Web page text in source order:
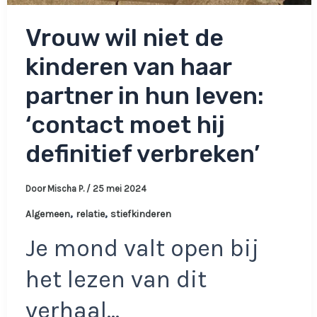
Vrouw wil niet de
kinderen van haar
partner in hun leven:
‘contact moet hij
definitief verbreken’
Door Mischa P. / 25 mei 2024
Algemeen, relatie, stiefkinderen
Je mond valt open bij
het lezen van dit
verhaal…